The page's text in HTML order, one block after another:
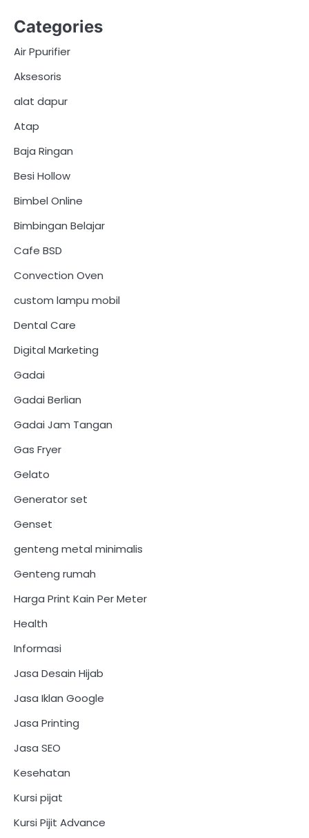
Categories
Air Ppurifier
Aksesoris
alat dapur
Atap
Baja Ringan
Besi Hollow
Bimbel Online
Bimbingan Belajar
Cafe BSD
Convection Oven
custom lampu mobil
Dental Care
Digital Marketing
Gadai
Gadai Berlian
Gadai Jam Tangan
Gas Fryer
Gelato
Generator set
Genset
genteng metal minimalis
Genteng rumah
Harga Print Kain Per Meter
Health
Informasi
Jasa Desain Hijab
Jasa Iklan Google
Jasa Printing
Jasa SEO
Kesehatan
Kursi pijat
Kursi Pijit Advance